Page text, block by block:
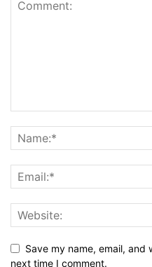
Save my name, email,
next time I comment.